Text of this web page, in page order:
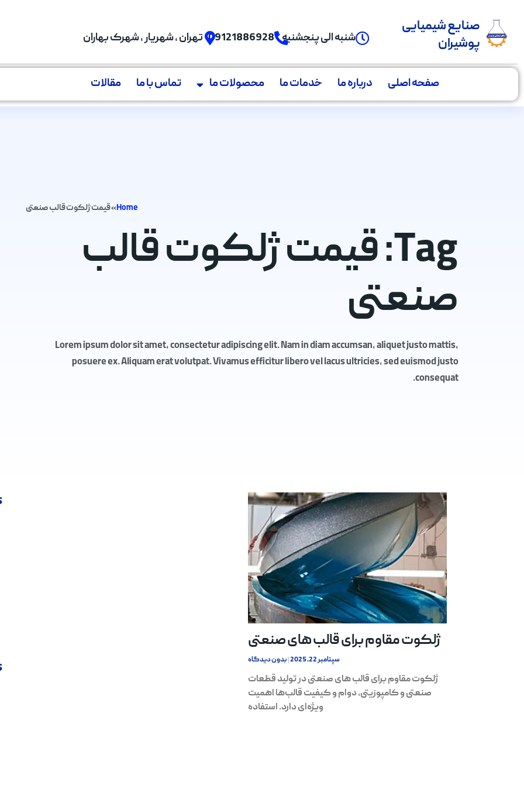
صنایع شیمیایی
پوشیران
شنبه الی پنجشنبه 09121886928 تهران , شهریار , شهرک بهاران
صفحه اصلی درباره ما خدمات ما محصولات ما تماس با ما مقالات
Home
»قیمت ژلکوت قالب صنعتی
Tag: قیمت ژلکوت قالب
صنعتی
Lorem ipsum dolor sit amet, consectetur adipiscing elit. Nam in diam accumsan, aliquet justo mattis,
posuere ex. Aliquam erat volutpat. Vivamus efficitur libero vel lacus ultricies, sed euismod justo
consequat.
ژلکوت مقاوم برای قالب های صنعتی
سپتامبر 22, 2025 بدون دیدگاه
ژلکوت مقاوم برای قالب های صنعتی در تولید قطعات
صنعتی و کامپوزیتی، دوام و کیفیت قالب‌ها اهمیت
ویژه‌ای دارد. استفاده